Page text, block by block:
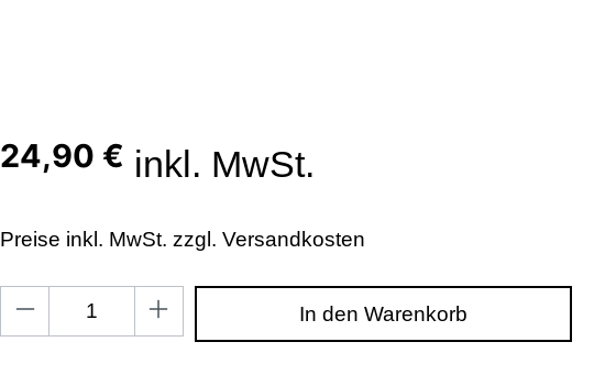
24,90 € inkl. MwSt.
Preise inkl. MwSt. zzgl. Versandkosten
Produkt Anzahl: Gib den gewünschten Wert ein oder
In den Warenkorb